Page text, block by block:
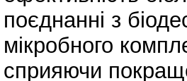
поєднанні з
мікробного
сприяючи